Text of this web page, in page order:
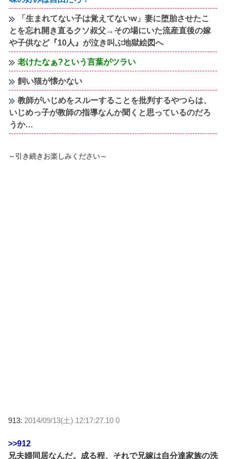
「生まれてない子は覚えてないw」妻に堕胎させたこ
とを忘れ開き直るクソ叔父→その場にいた流産直後の嫁
や子供など『10人』が泣き叫ぶ地獄絵図へ
老けたなぁ?という言葉がツラい
飼い猫が懐かない
教師がいじめをスルーすることを批判するやつらは、
いじめっ子が教師の指導なんか聞くと思っているのだろ
うか…
～引き続きお楽しみください～
913: 2014/09/13(土) 12:17:27.10 0
>>912
兄夫婦同居なんだ。成る程、それで兄嫁は自分達家族の洗